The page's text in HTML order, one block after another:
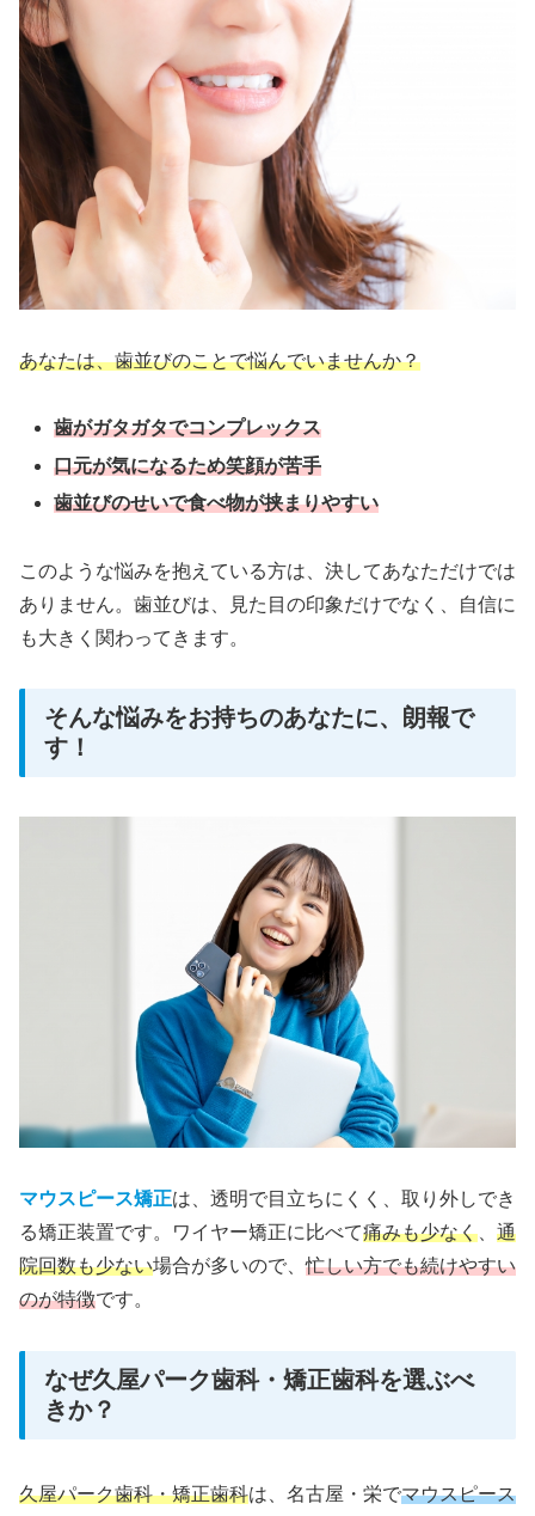
あなたは、歯並びのことで悩んでいませんか？
歯がガタガタでコンプレックス
口元が気になるため笑顔が苦手
歯並びのせいで食べ物が挟まりやすい
このような悩みを抱えている方は、決してあなただけでは
ありません。歯並びは、見た目の印象だけでなく、自信に
も大きく関わってきます。
そんな悩みをお持ちのあなたに、朗報で
す！
マウスピース矯正は、透明で目立ちにくく、取り外しでき
る矯正装置です。ワイヤー矯正に比べて痛みも少なく
通
院回数も少ない場合が多いので、忙しい方でも続けやすい
のが特徴です。
なぜ久屋パーク歯科・矯正歯科を選ぶべ
きか？
久屋パーク歯科・矯正歯科は、名古屋・栄でマウスピース